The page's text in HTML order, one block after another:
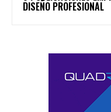
DISEÑO PROFESIONAL